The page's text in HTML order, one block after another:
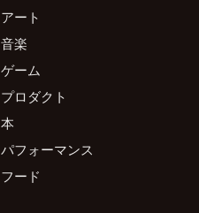
アート
音楽
ゲーム
プロダクト
本
パフォーマンス
フード